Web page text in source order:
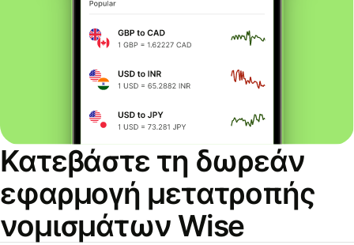
Κατεβάστε τη δωρεάν
εφαρμογή μετατροπής
νομισμάτων Wise